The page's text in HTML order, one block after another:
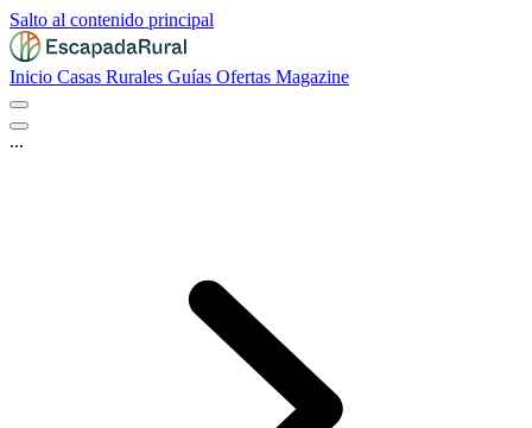
Salto al contenido principal
Inicio Casas Rurales Guías Ofertas Magazine
...